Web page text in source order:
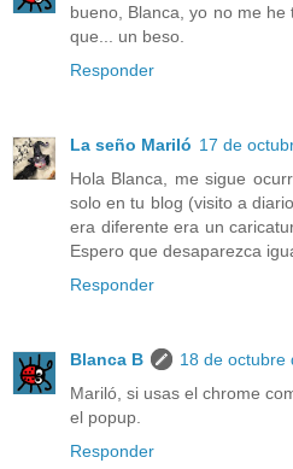
bueno, Blanca, yo no me
que... un beso.
Responder
La seño Mariló 17 de
Hola Blanca, me sigue
solo en tu blog (visito a
era diferente era un
Espero que desaparezca
Responder
Blanca B
18 de octubre
Mariló, si usas el chrome
el popup.
Responder